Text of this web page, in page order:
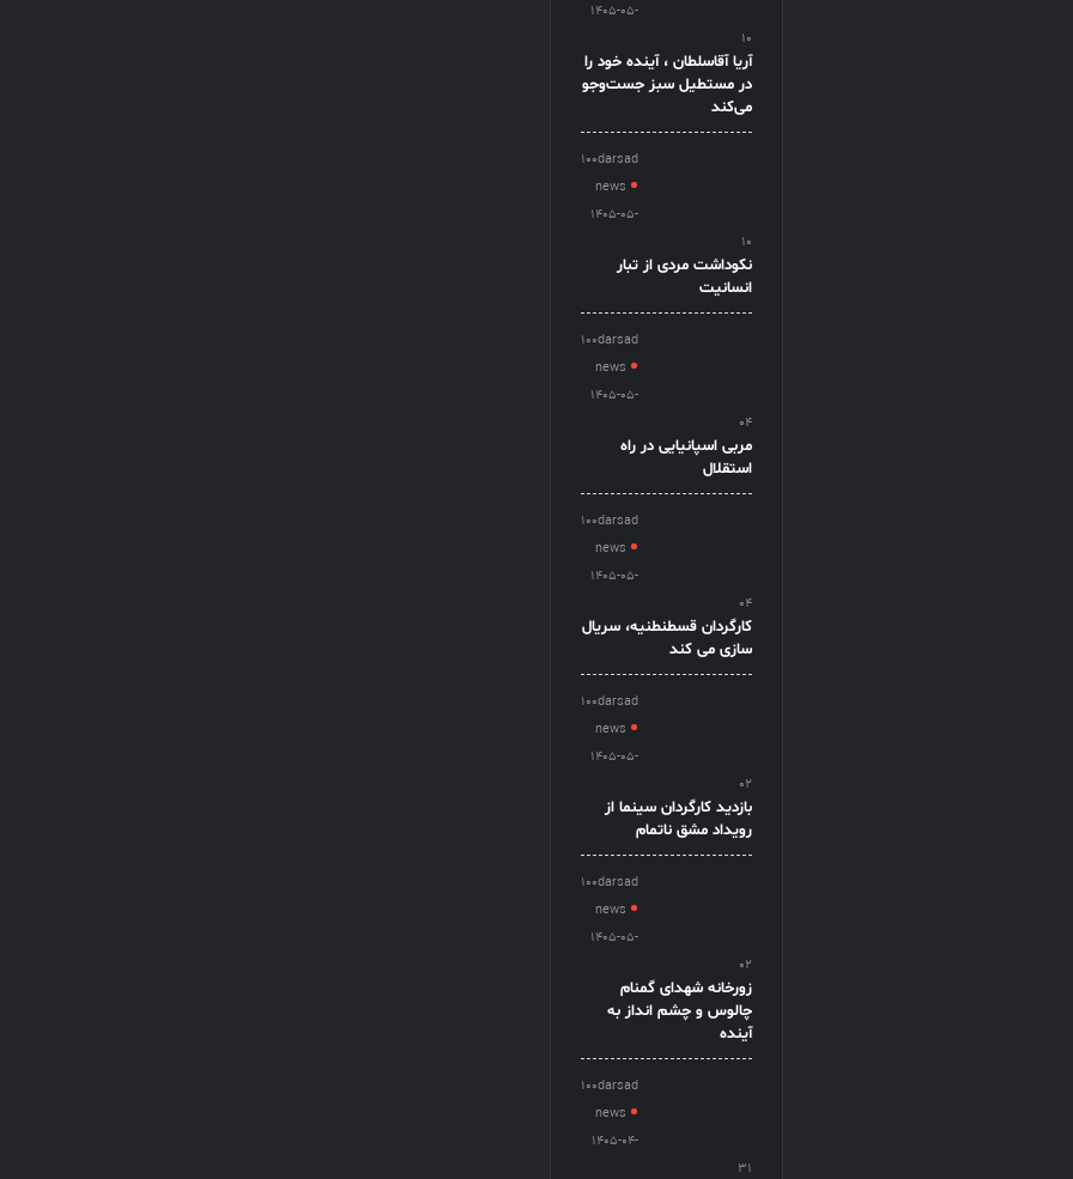
1405-05-
10
آریا آقاسلطان ، آینده خود را
در مستطیل سبز جست‌وجو
می‌کند
100darsad
news
1405-05-
10
نکوداشت مردی از تبار
انسانیت
100darsad
news
1405-05-
04
مربی اسپانیایی در راه
استقلال
100darsad
news
1405-05-
04
کارگردان قسطنطنیه، سریال
سازی می کند
100darsad
news
1405-05-
02
بازدید کارگردان سینما از
رویداد مشق ناتمام
100darsad
news
1405-05-
02
زورخانه شهدای گمنام
چالوس و چشم انداز به
آینده
100darsad
news
1405-04-
31